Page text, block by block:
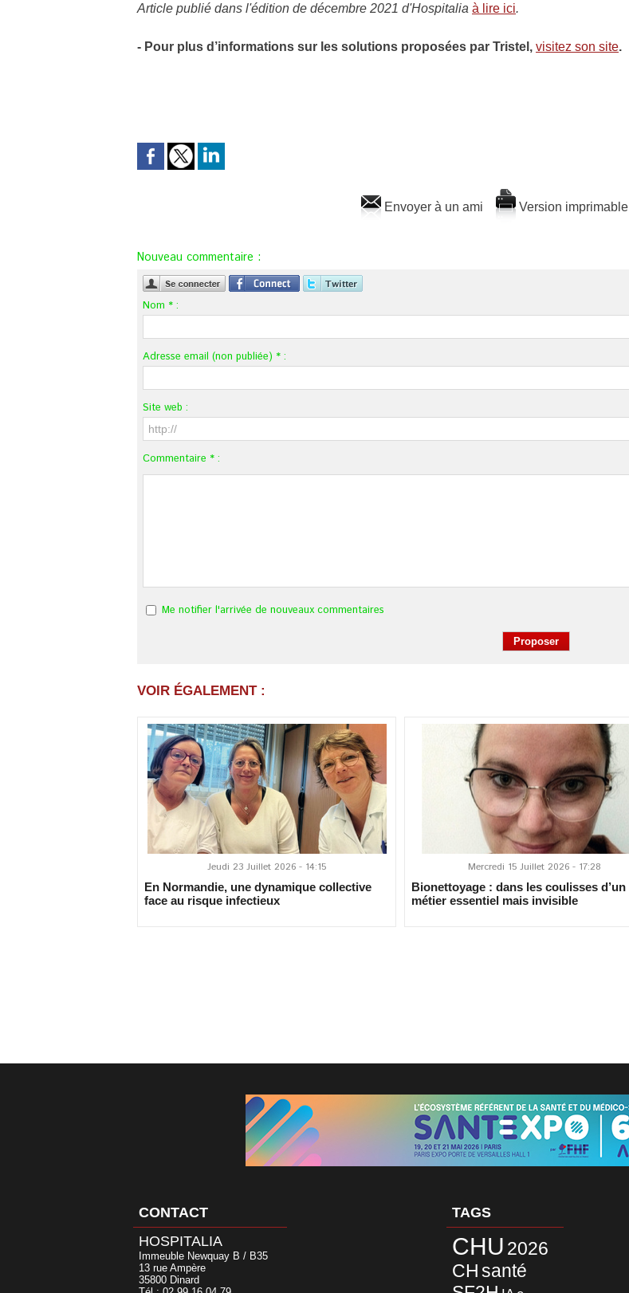
Article publié dans l'édition de décembre 2021 d'Hospitalia à lire ici.
- Pour plus d’informations sur les solutions proposées par Tristel, visitez son site.
Envoyer à un ami Version imprimable
Nouveau commentaire :
Nom * :
Adresse email (non publiée) * :
Site web :
Commentaire * :
Me notifier l'arrivée de nouveaux commentaires
VOIR ÉGALEMENT :
Jeudi 23 Juillet 2026 - 14:15
En Normandie, une dynamique collective
face au risque infectieux
Mercredi 15 Juillet 2026 - 17:28
Bionettoyage : dans les coulisses d’un
métier essentiel mais invisible
CONTACT
HOSPITALIA
Immeuble Newquay B / B35
13 rue Ampère
35800 Dinard
TAGS
CHU 2026
CHsanté